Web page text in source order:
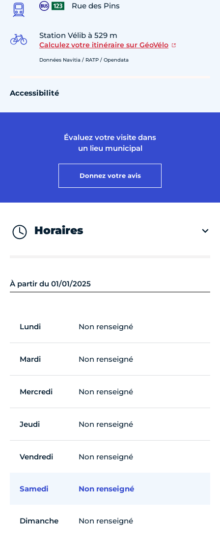
Rue des Pins
Station Vélib à 529 m
Calculez votre itinéraire sur GéoVélo
Données Navitia / RATP / Opendata
Accessibilité
Évaluez votre visite dans
un lieu municipal
Donnez votre avis
Horaires
À partir du 01/01/2025
Lundi Non renseigné
Mardi Non renseigné
Mercredi Non renseigné
Jeudi Non renseigné
Vendredi Non renseigné
Samedi Non renseigné
Dimanche Non renseigné